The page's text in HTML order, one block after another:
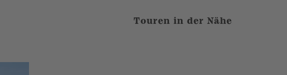
Touren in der Nähe